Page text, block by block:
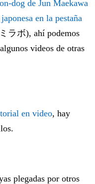
dog de Jun Maekawa
en la pestaña
ラボ), ahí podemos
videos de otras
en video, hay
plegadas por otros